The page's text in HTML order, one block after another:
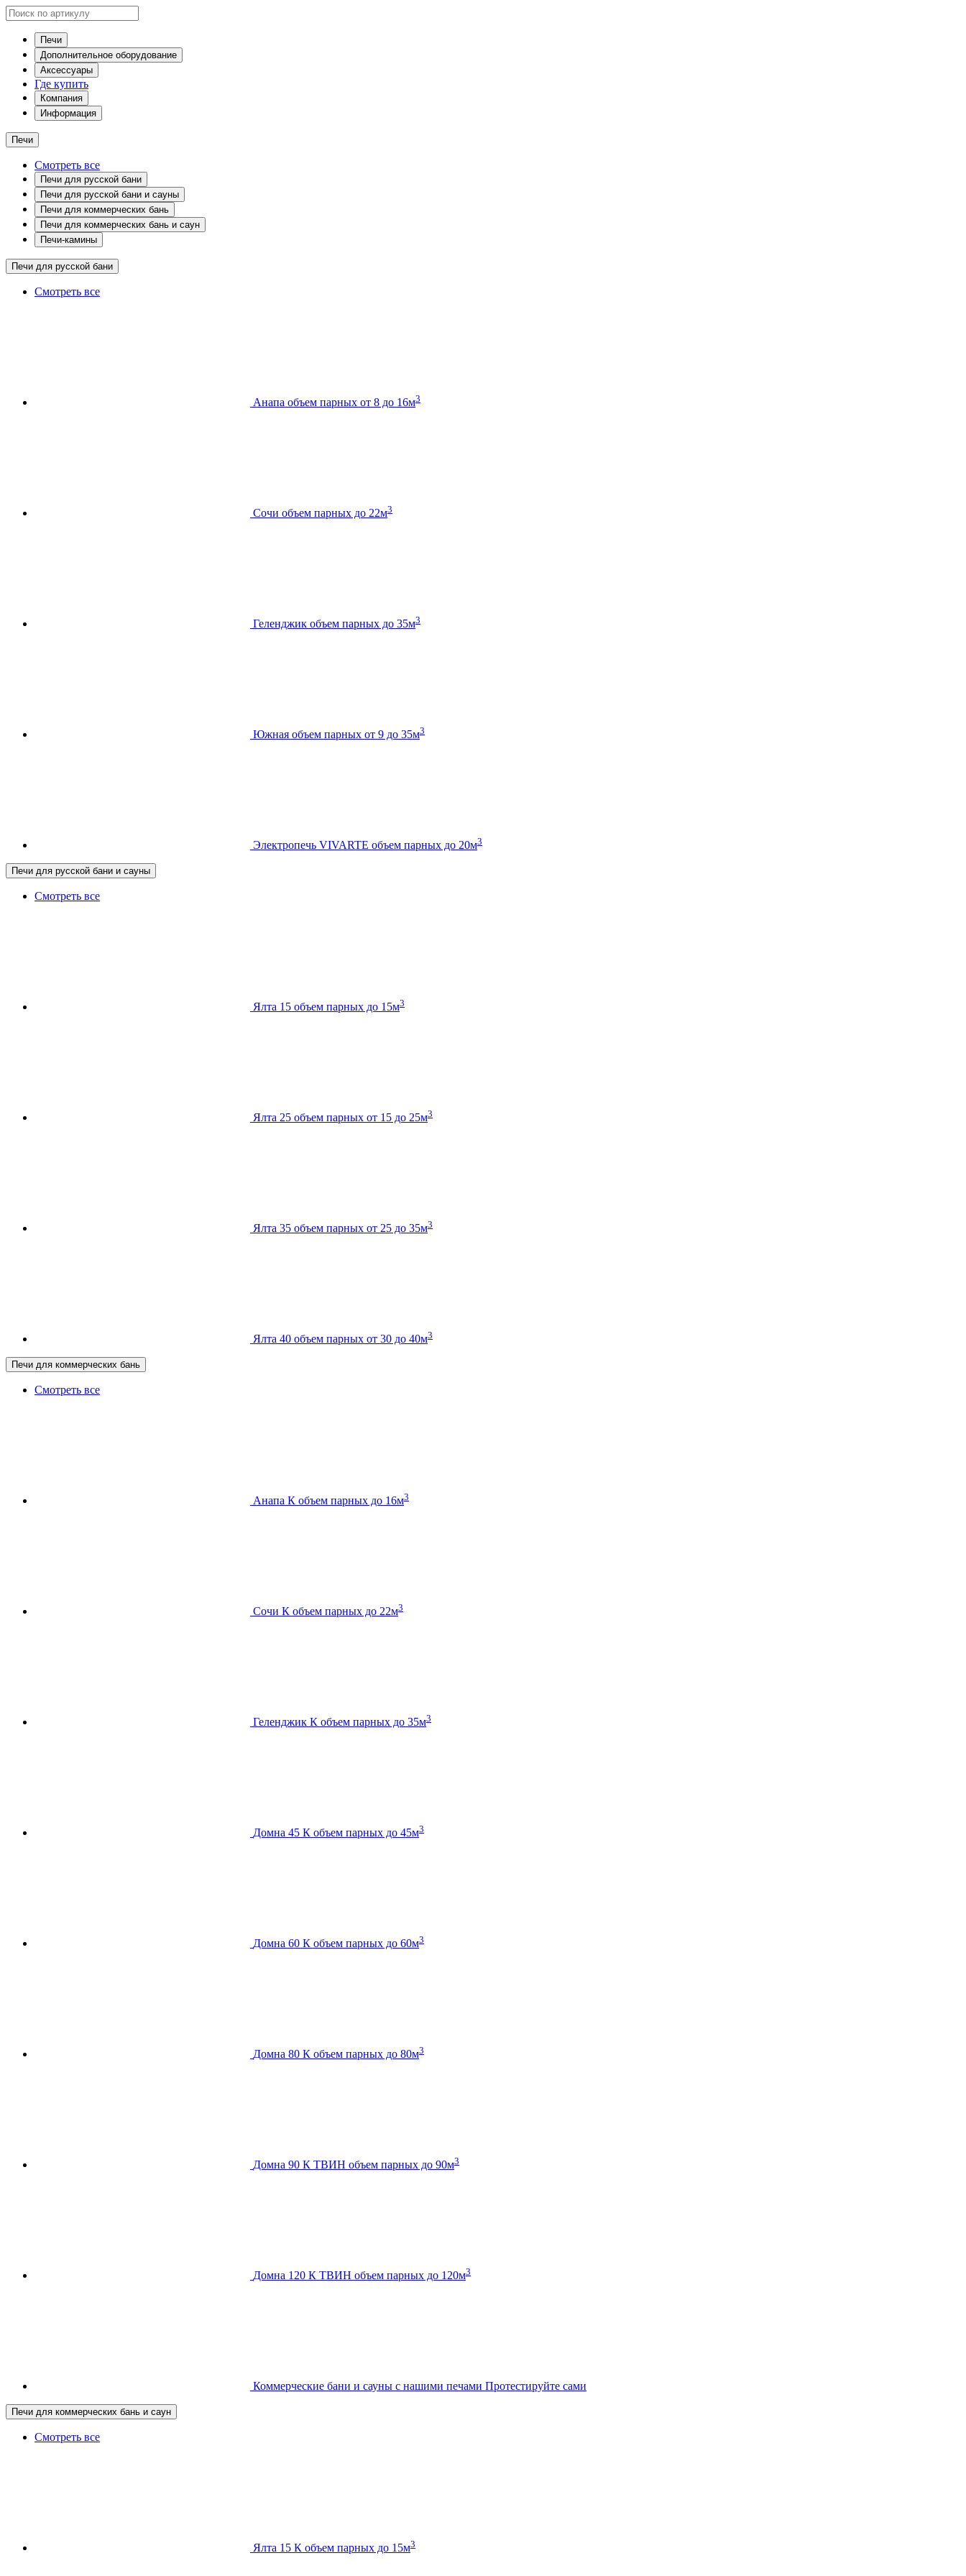
Печи
Дополнительное оборудование
Аксессуары
Где купить
Компания
Информация
Печи
Смотреть все
Печи для русской бани
Печи для русской бани и сауны
Печи для коммерческих бань
Печи для коммерческих бань и саун
Печи-камины
Печи для русской бани
Смотреть все
Анапа объем парных от 8 до 16м3
Сочи объем парных до 22м3
Геленджик объем парных до 35м3
Южная объем парных от 9 до 35м3
Электропечь VIVARTE объем парных до 20м3
Печи для русской бани и сауны
Смотреть все
Ялта 15 объем парных до 15м3
Ялта 25 объем парных от 15 до 25м3
Ялта 35 объем парных от 25 до 35м3
Ялта 40 объем парных от 30 до 40м3
Печи для коммерческих бань
Смотреть все
Анапа К объем парных до 16м3
Сочи К объем парных до 22м3
Геленджик К объем парных до 35м3
Домна 45 К объем парных до 45м3
Домна 60 К объем парных до 60м3
Домна 80 К объем парных до 80м3
Домна 90 К ТВИН объем парных до 90м3
Домна 120 К ТВИН объем парных до 120м3
Коммерческие бани и сауны с нашими печами Протестируйте сами
Печи для коммерческих бань и саун
Смотреть все
Ялта 15 К объем парных до 15м3